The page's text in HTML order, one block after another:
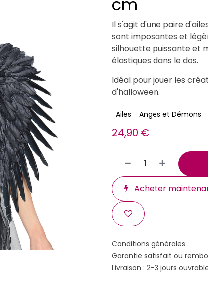
cm
Il s'agit d'une paire
sont imposantes et
silhouette puissante et
élastiques dans le dos.
Idéal pour jouer les
d'halloween.
Ailes Anges et Démons
24,90 €
Acheter
Conditions générales
Garantie satisfait ou
Livraison : 2-3 jours